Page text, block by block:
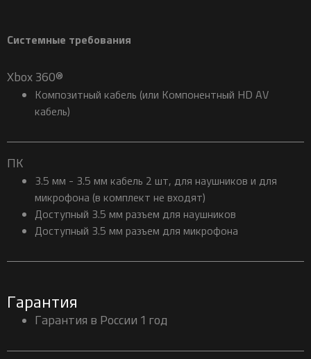
Системные требования
Xbox 360®
Композитный кабель (или Компонентный HD AV
кабель)
ПК
3.5 мм - 3.5 мм кабель 2 шт, для наушников и для
микрофона (в комплект не входят)
Доступный 3.5 мм разъем для наушников
Доступный 3.5 мм разъем для микрофона
Гарантия
Гарантия в России 1 год